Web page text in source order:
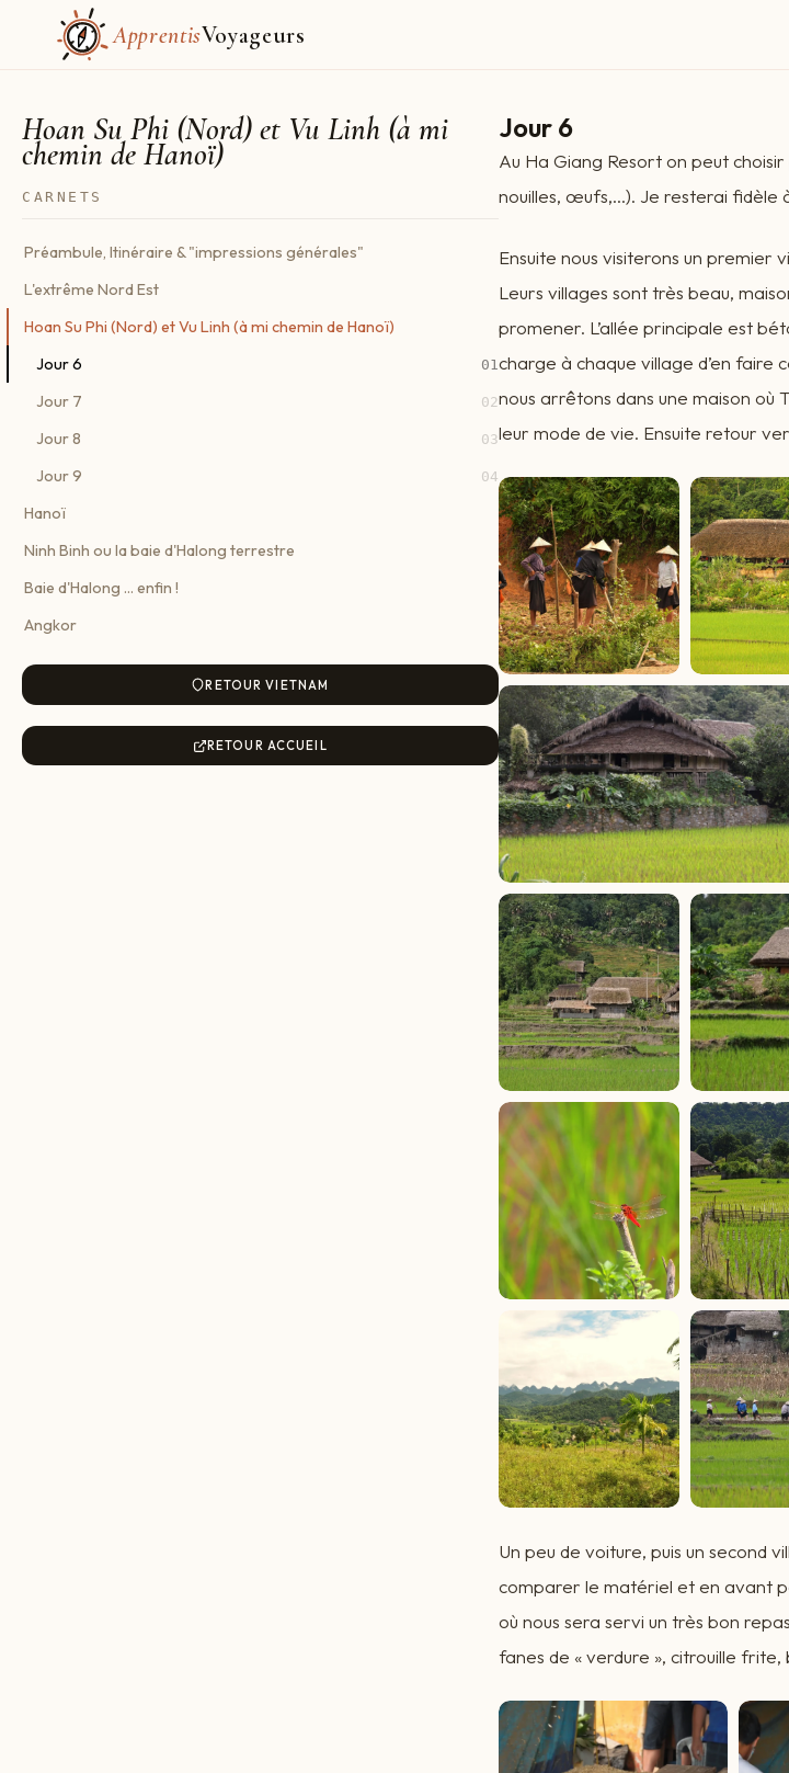
ApprentisVoyageurs
Hoan Su Phi (Nord) et Vu Linh (à mi
chemin de Hanoï)
CARNETS
Préambule, Itinéraire & "impressions générales"
L'extrême Nord Est
Hoan Su Phi (Nord) et Vu Linh (à mi chemin de Hanoï)
Jour 6
01
Jour 7 02
Jour 8 03
Jour 9 04
Hanoï
Ninh Binh ou la baie d'Halong terrestre
Baie d'Halong ... enfin !
Angkor
RETOUR VIETNAM
RETOUR ACCUEIL
Jour 6
Au Ha Giang Resort on peut
nouilles, œufs,…). Je resterai fidèle
Ensuite nous visiterons un premier
Leurs villages sont très beau,
promener. L’allée principale est
charge à chaque village d’en faire
nous arrêtons dans une maison où
leur mode de vie. Ensuite retour
Un peu de voiture, puis un second
comparer le matériel et en avant
où nous sera servi un très bon
fanes de « verdure », citrouille